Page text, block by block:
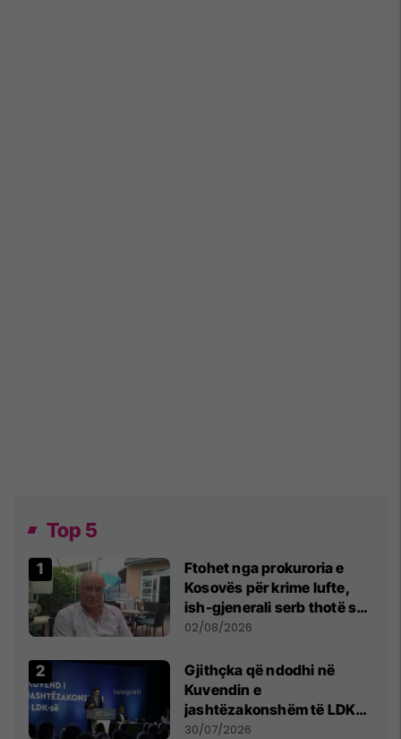
Top 5
Ftohet nga prokuroria e
Kosovës për krime lufte,
ish-gjenerali serb thotë se
dikush e tradhtoi në
02/08/2026
Gjithçka që ndodhi në
Kuvendin e
jashtëzakonshëm të LDK-
së
30/07/2026